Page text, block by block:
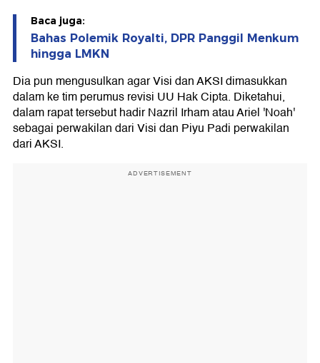
Baca juga:
Bahas Polemik Royalti, DPR Panggil Menkum
hingga LMKN
Dia pun mengusulkan agar Visi dan AKSI dimasukkan
dalam ke tim perumus revisi UU Hak Cipta. Diketahui,
dalam rapat tersebut hadir Nazril Irham atau Ariel 'Noah'
sebagai perwakilan dari Visi dan Piyu Padi perwakilan
dari AKSI.
ADVERTISEMENT